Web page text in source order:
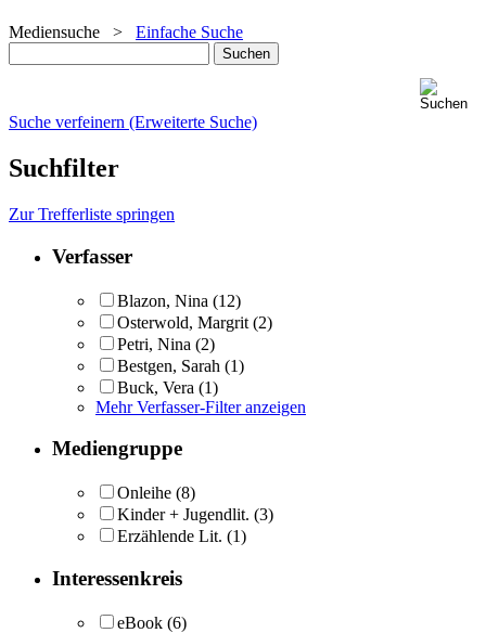
Mediensuche > Einfache Suche
Suche verfeinern (Erweiterte Suche)
Suchfilter
Zur Trefferliste springen
Verfasser
Blazon, Nina (12)
Osterwold, Margrit (2)
Petri, Nina (2)
Bestgen, Sarah (1)
Buck, Vera (1)
Mehr Verfasser-Filter anzeigen
Mediengruppe
Onleihe (8)
Kinder + Jugendlit. (3)
Erzählende Lit. (1)
Interessenkreis
eBook (6)